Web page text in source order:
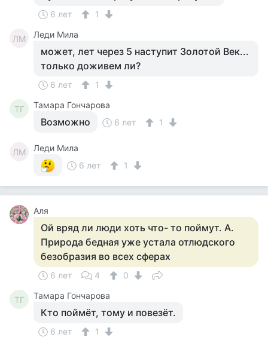
6 лет 1
ЛМ Леди Мила
может, лет через 5 наступит Золотой Век...
только доживем ли?
6 лет 1
ТГ Тамара Гончарова
Возможно 6 лет 1
ЛМ
Леди Мила
6 лет
1
Аля
Ой вряд ли люди хоть что- то поймут. А.
Природа бедная уже устала отлюдского
безобразия во всех сферах
6 лет 4 0
ТГ Тамара Гончарова
Кто поймёт, тому и повезёт.
6 лет
1